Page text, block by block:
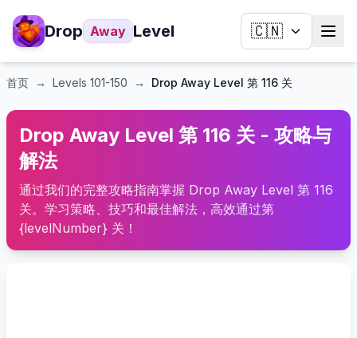
Drop Away Level 🇨🇳
首页 → Levels 101-150 → Drop Away Level 第 116 关
Drop Away Level 第 116 关 - 攻略与
解法
通过我们的完整攻略指南掌握 Drop Away Level 第 116
关。学习策略、技巧和最佳解法，高效通过第
{levelNumber} 关！